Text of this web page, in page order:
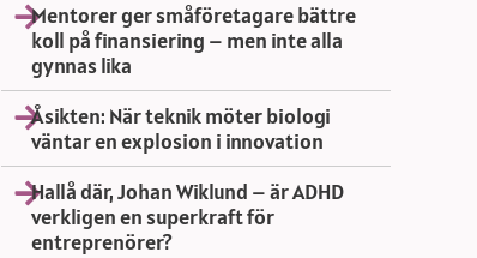
Mentorer ger småföretagare bättre
koll på finansiering – men inte alla
gynnas lika
Åsikten: När teknik möter biologi
väntar en explosion i innovation
Hallå där, Johan Wiklund – är ADHD
verkligen en superkraft för
entreprenörer?